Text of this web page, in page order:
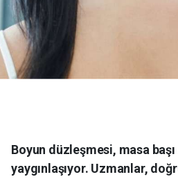
Boyun düzleşmesi, masa
yaygınlaşıyor. Uzmanlar,